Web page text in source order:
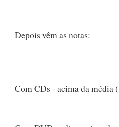
Depois vêm as notas:
Com CDs - acima da média